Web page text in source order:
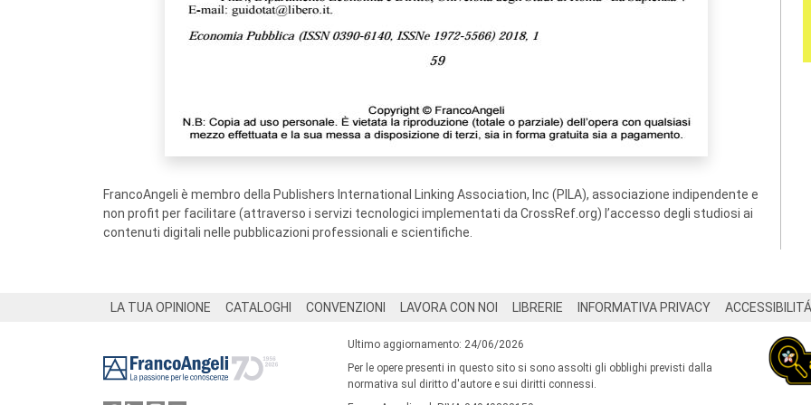
FrancoAngeli è membro della Publishers International Linking Association, Inc (PILA), associazione indipendente e
non profit per facilitare (attraverso i servizi tecnologici implementati da CrossRef.org) l’accesso degli studiosi ai
contenuti digitali nelle pubblicazioni professionali e scientifiche.
LA TUA OPINIONE CATALOGHI CONVENZIONI LAVORA CON NOI LIBRERIE INFORMATIVA PRIVACY ACCESSIBILITÁ
Ultimo aggiornamento: 24/06/2026
Per le opere presenti in questo sito si sono assolti gli obblighi previsti dalla
normativa sul diritto d'autore e sui diritti connessi.